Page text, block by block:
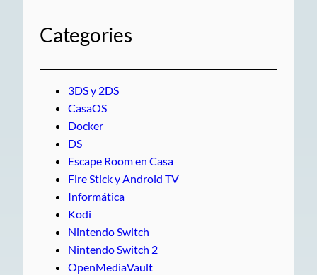
Categories
3DS y 2DS
CasaOS
Docker
DS
Escape Room en Casa
Fire Stick y Android TV
Informática
Kodi
Nintendo Switch
Nintendo Switch 2
OpenMediaVault